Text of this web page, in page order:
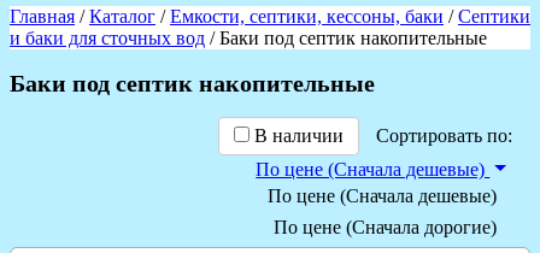
Главная /Каталог /Емкости, септики, кессоны, баки /Септики
и баки для сточных вод / Баки под септик накопительные
Баки под септик накопительные
В наличии
Сортировать по:
По цене (Сначала дешевые)
По цене (Сначала дешевые)
По цене (Сначала дорогие)